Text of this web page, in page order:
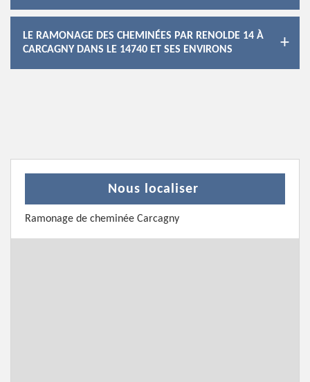
LE RAMONAGE DES CHEMINÉES PAR RENOLDE 14 À
CARCAGNY DANS LE 14740 ET SES ENVIRONS
Nous localiser
Ramonage de cheminée Carcagny